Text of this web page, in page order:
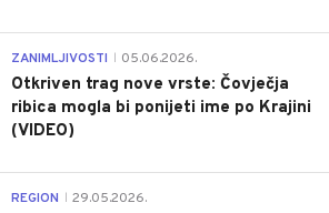
ZANIMLJIVOSTI 05.06.2026.
Otkriven trag nove vrste: Čovječja
ribica mogla bi ponijeti ime po Krajini
(VIDEO)
REGION 29.05.2026.